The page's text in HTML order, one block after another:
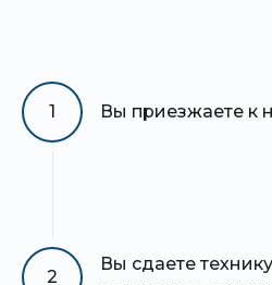
1 Вы приезжаете к
2
Вы сдаете